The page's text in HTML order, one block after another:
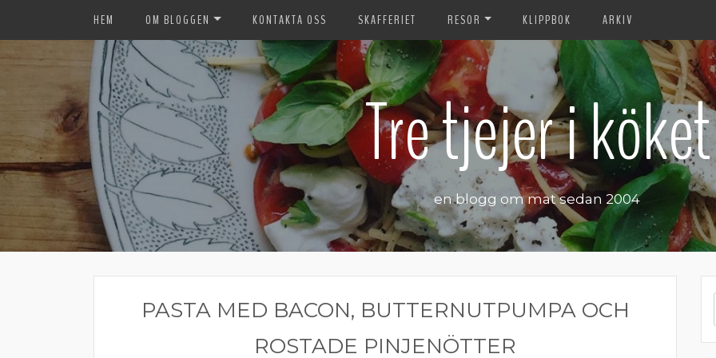
HEM OM BLOGGEN KONTAKTA OSS SKAFFERIET RESOR KLIPPBOK ARKIV
Tre tjejer i köket
en blogg om mat sedan 2004
PASTA MED BACON, BUTTERNUTPUMPA OCH
ROSTADE PINJENÖTTER